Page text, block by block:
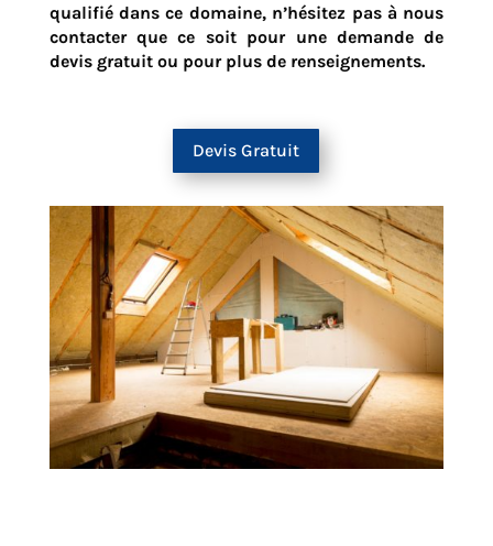
qualifié dans ce domaine, n’hésitez pas à nous
contacter que ce soit pour une demande de
devis gratuit ou pour plus de renseignements.
Devis Gratuit